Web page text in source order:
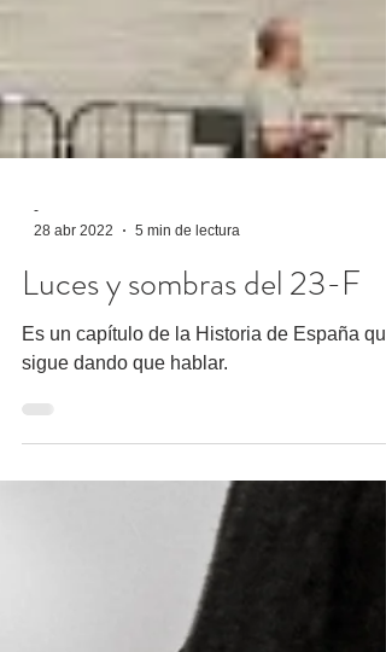
Luces y sombras del 23-F
Es un capítulo de la Historia de España que